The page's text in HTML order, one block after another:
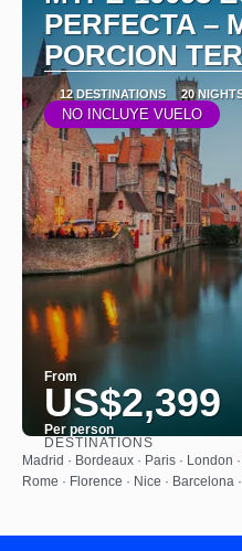
PERFECTA –
PORCION
12 DESTINATIONS 20
NO INCLUYE VUELO
From
US$2,399
Per person
DESTINATIONS
Madrid · Bordeaux · Paris · London
Rome · Florence · Nice · Barcelona